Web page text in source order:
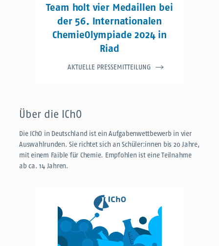
Team holt vier Medaillen bei
der 56. Internationalen
ChemieOlympiade 2024 in
Riad
AKTUELLE PRESSEMITTEILUNG
Über die IChO
Die IChO in Deutschland ist ein Aufgabenwettbewerb in vier
Auswahlrunden. Sie richtet sich an Schüler:innen bis 20 Jahre,
mit einem Faible für Chemie. Empfohlen ist eine Teilnahme
ab ca. 14 Jahren.